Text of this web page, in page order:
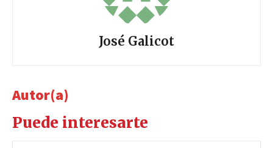
José Galicot
Autor(a)
Puede interesarte